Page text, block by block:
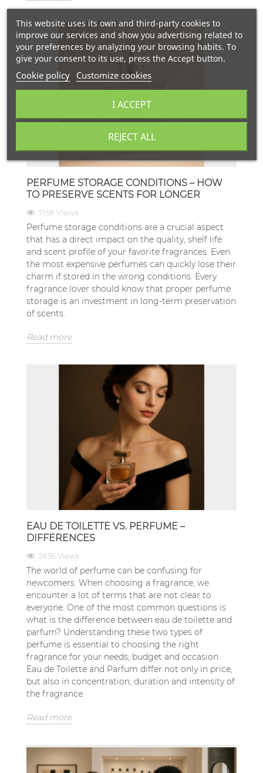
PERFUME STORAGE CONDITIONS – HOW
TO PRESERVE SCENTS FOR LONGER
7156 Views
Perfume storage conditions are a crucial aspect
that has a direct impact on the quality, shelf life
and scent profile of your favorite fragrances. Even
the most expensive perfumes can quickly lose their
charm if stored in the wrong conditions. Every
fragrance lover should know that proper perfume
storage is an investment in long-term preservation
of scents.
Read more
EAU DE TOILETTE VS. PERFUME –
DIFFERENCES
3836 Views
The world of perfume can be confusing for
newcomers. When choosing a fragrance, we
encounter a lot of terms that are not clear to
everyone. One of the most common questions is
what is the difference between eau de toilette and
parfum? Understanding these two types of
perfume is essential to choosing the right
fragrance for your needs, budget and occasion.
Eau de Toilette and Parfum differ not only in price,
but also in concentration, duration and intensity of
the fragrance.
Read more
This website uses its own and third-party cookies to
improve our services and show you advertising related to
your preferences by analyzing your browsing habits. To
give your consent to its use, press the Accept button.
Cookie policy Customize cookies
REJECT ALL
I ACCEPT